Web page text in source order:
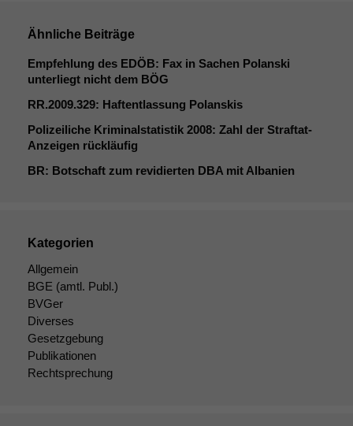
Ähnliche Beiträge
Empfehlung des EDÖB: Fax in Sachen Polanski
unterliegt nicht dem BÖG
RR.2009.329: Haftentlassung Polanskis
Polizeiliche Kriminalstatistik 2008: Zahl der Straftat-
Anzeigen rückläufig
BR: Botschaft zum revidierten DBA mit Albanien
Kategorien
Allgemein
BGE (amtl. Publ.)
BVGer
Diverses
Gesetzgebung
Publikationen
Rechtsprechung